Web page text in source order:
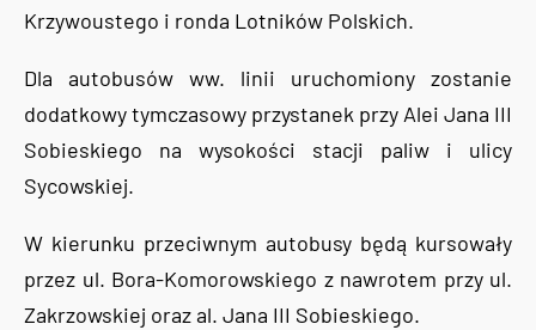
Krzywoustego i ronda Lotników Polskich.
Dla autobusów ww. linii uruchomiony zostanie
dodatkowy tymczasowy przystanek przy Alei Jana III
Sobieskiego na wysokości stacji paliw i ulicy
Sycowskiej.
W kierunku przeciwnym autobusy będą kursowały
przez ul. Bora-Komorowskiego z nawrotem przy ul.
Zakrzowskiej oraz al. Jana III Sobieskiego.